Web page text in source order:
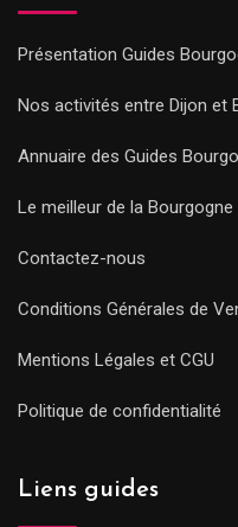
Présentation Guides
Nos activités entre Dijon et
Annuaire des Guides
Le meilleur de la
Contactez-nous
Conditions Générales de
Mentions Légales et CGU
Politique de confidentialité
Liens guides